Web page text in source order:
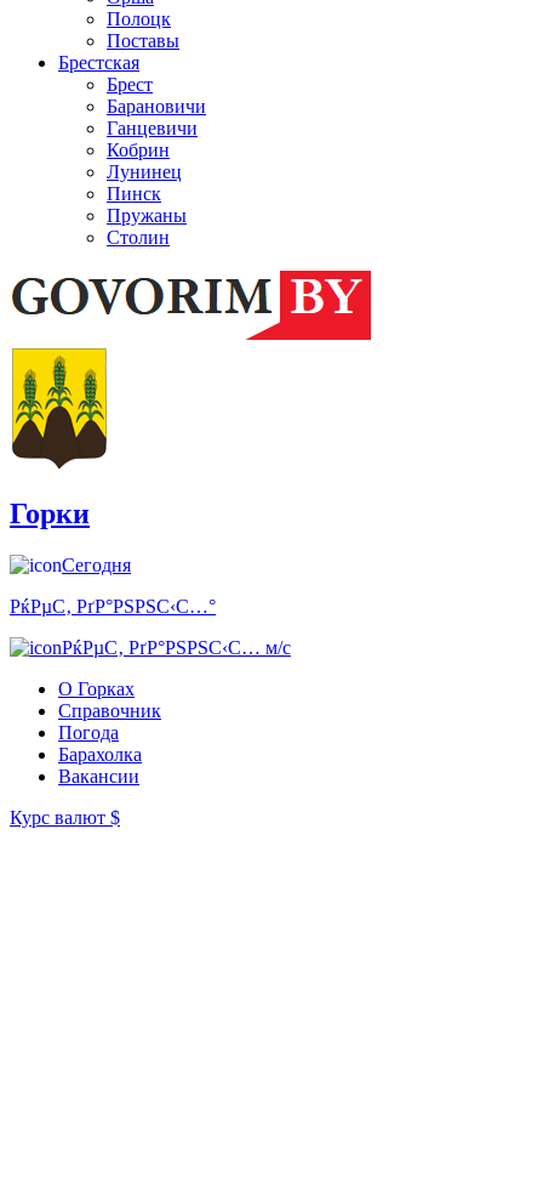
Полоцк
Поставы
Брестская
Брест
Барановичи
Ганцевичи
Кобрин
Лунинец
Пинск
Пружаны
Столин
Горки
Сегодня
РќРµС‚ РґР°РЅРЅС‹С…°
РќРµС‚ РґР°РЅРЅС‹С… м/с
О Горках
Справочник
Погода
Барахолка
Вакансии
Курс валют $